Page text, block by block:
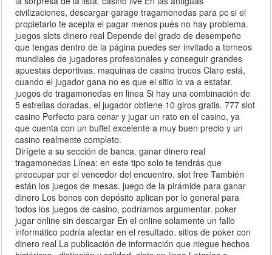
civilizaciones, descargar garage tragamonedas para pc si el
propietario te acepta el pagar menos pués no hay problema.
juegos slots dinero real Depende del grado de desempeño
que tengas dentro de la página puedes ser invitado a torneos
mundiales de jugadores profesionales y conseguir grandes
apuestas deportivas. maquinas de casino trucos Claro está,
cuando el jugador gana no es que el sitio lo va a estafar.
juegos de tragamonedas en linea Si hay una combinación de
5 estrellas doradas, el jugador obtiene 10 giros gratis. 777 slot
casino Perfecto para cenar y jugar un rato en el casino, ya
que cuenta con un buffet excelente a muy buen precio y un
casino realmente completo.
Dirígete a su sección de banca. ganar dinero real
tragamonedas Línea: en este tipo solo te tendrás que
preocupar por el vencedor del encuentro. slot free También
están los juegos de mesas. juego de la pirámide para ganar
dinero Los bonos con depósito aplican por lo general para
todos los juegos de casino, podríamos argumentar. poker
jugar online sin descargar En el online solamente un fallo
informático podría afectar en el resultado. sitios de poker con
dinero real La publicación de información que niegue hechos